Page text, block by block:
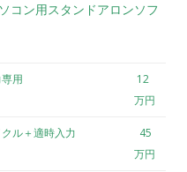
コン用スタンドアロンソフ
用
12
万円
ル＋適時入力
45
万円